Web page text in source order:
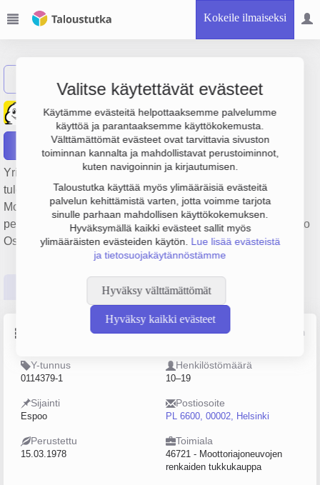
Kokeile ilmaiseksi
Valitse käytettävät evästeet
Käytämme evästeitä helpottaaksemme palvelumme
käyttöä ja parantaaksemme käyttökokemusta.
Välttämättömät evästeet ovat tarvittavia sivuston
toiminnan kannalta ja mahdollistavat perustoiminnot,
kuten navigoinnin ja kirjautumisen.
Taloustutka käyttää myös ylimääräisiä evästeitä
palvelun kehittämistä varten, jotta voimme tarjota
sinulle parhaan mahdollisen käyttökokemuksen.
Hyväksymällä kaikki evästeet sallit myös
ylimääräisten evästeiden käytön. Lue lisää evästeistä
ja tietosuojakäytännöstämme
Hyväksy välttämättömät
Hyväksy kaikki evästeet
Oy Suomen Michelin Ab
Raportit
Yrityksen Oy Suomen Michelin Ab liikevaihto on 2.6 milj. €,
tulos 325 000 € ja henkilöstömäärä 18. Sen päätoimiala on
Moottoriajoneuvojen renkaiden tukkukauppa,
perustamisvuosi 1978 ja sijainti Espoo. Yrityksen yhtiömuoto
Osakeyhtiö (OY).
Tilinpäätösluvut Päättäjätiedot
Lähde: YTJ, PRH, Traficom
Y-tunnus
0114379-1
Henkilöstömäärä
10–19
Sijainti
Espoo
Postiosoite
PL 6600, 00002, Helsinki
Perustettu
15.03.1978
Toimiala
46721 - Moottoriajoneuvojen
renkaiden tukkukauppa